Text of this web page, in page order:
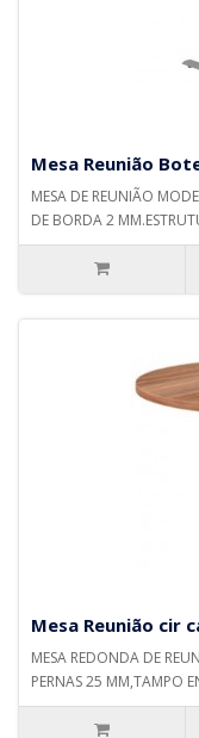
Mesa Reunião
MESA DE REUNIÃO
DE BORDA 2
Mesa Reunião cir
MESA REDONDA DE
PERNAS 25 MM,TAMPO